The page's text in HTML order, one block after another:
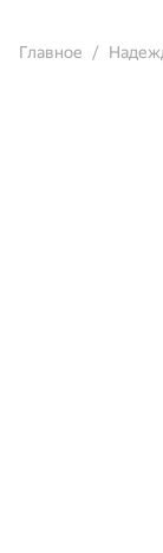
Главное